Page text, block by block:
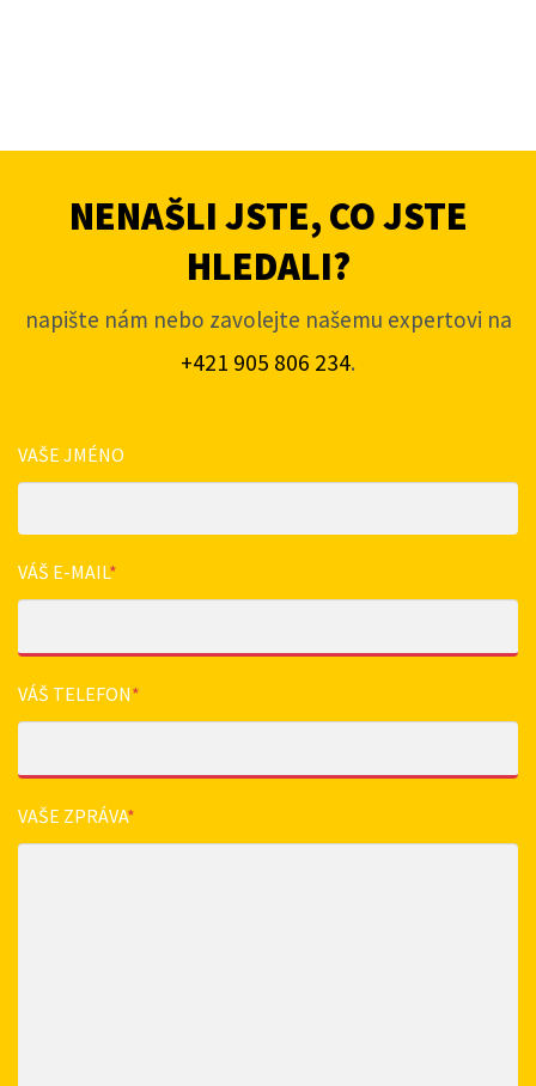
NENAŠLI JSTE, CO JSTE
HLEDALI?
napište nám nebo zavolejte našemu expertovi na
+421 905 806 234.
VAŠE JMÉNO
VÁŠ E-MAIL*
VÁŠ TELEFON*
VAŠE ZPRÁVA*